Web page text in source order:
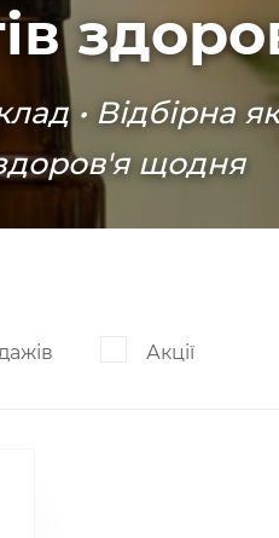
• Відбірна
щодня
Акції